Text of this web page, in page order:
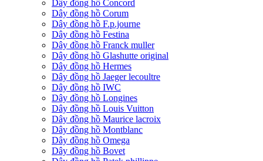
Dây đồng hồ Concord
Dây đồng hồ Corum
Dây đồng hồ F.p.journe
Dây đồng hồ Festina
Dây đồng hồ Franck muller
Dây đồng hồ Glashutte original
Dây đồng hồ Hermes
Dây đồng hồ Jaeger lecoultre
Dây đồng hồ IWC
Dây đồng hồ Longines
Dây đồng hồ Louis Vuitton
Dây đồng hồ Maurice lacroix
Dây đồng hồ Montblanc
Dây đồng hồ Omega
Dây đồng hồ Bovet